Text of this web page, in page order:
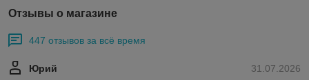
Отзывы о магазине
447 отзывов за всё время
31.07.2026
Юрий